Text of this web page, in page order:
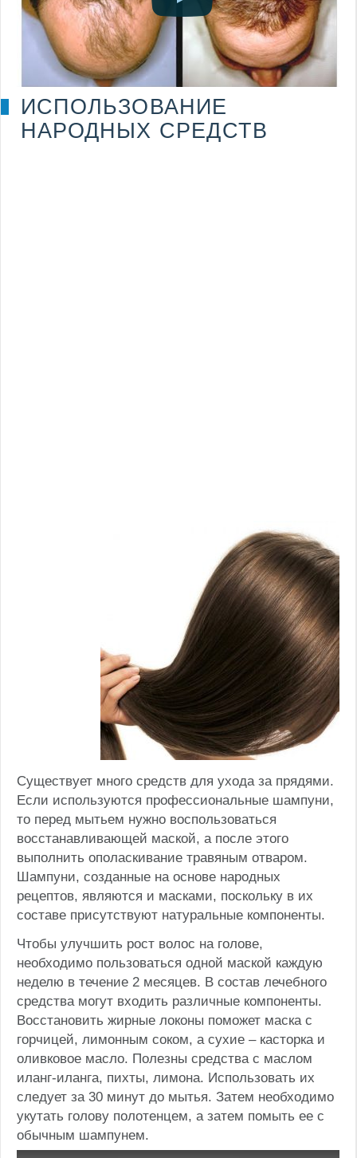
ИСПОЛЬЗОВАНИЕ
НАРОДНЫХ СРЕДСТВ
Существует много средств для ухода за прядями.
Если используются профессиональные шампуни,
то перед мытьем нужно воспользоваться
восстанавливающей маской, а после этого
выполнить ополаскивание травяным отваром.
Шампуни, созданные на основе народных
рецептов, являются и масками, поскольку в их
составе присутствуют натуральные компоненты.
Чтобы улучшить рост волос на голове,
необходимо пользоваться одной маской каждую
неделю в течение 2 месяцев. В состав лечебного
средства могут входить различные компоненты.
Восстановить жирные локоны поможет маска с
горчицей, лимонным соком, а сухие – касторка и
оливковое масло. Полезны средства с маслом
иланг-иланга, пихты, лимона. Использовать их
следует за 30 минут до мытья. Затем необходимо
укутать голову полотенцем, а затем помыть ее с
обычным шампунем.